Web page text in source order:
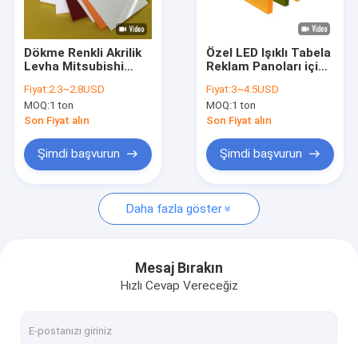
Fabrika turu
Kalite kontrol
Haberler
Teklif isteği
Sanitar akrilik levhalar
lgp akrilik levha
Ses bariyeri çit
Dökme Renkli Akrilik
Levha Mitsubishi
için Özel Plastik
Levha Kesim Hizmeti
Fiyat:2.3~2.8USD
MOQ:1 ton
Son Fiyat alın
Şimdi başvurun
Özel LED Işıklı Tabela
Reklam Panoları için
Akrilik Levha PMMA
Panel
Fiyat:3~4.5USD
MOQ:1 ton
Son Fiyat alın
Şimdi başvurun
Daha fazla göster
Mesaj Bırakın
Hızlı Cevap Vereceğiz